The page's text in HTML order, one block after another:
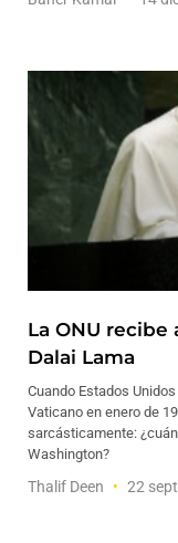
La ONU recibe
Dalai Lama
Cuando Estados
Vaticano en enero de
sarcásticamente:
Washington?
Thalif Deen 22